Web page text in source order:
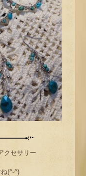
クセサリー
(^-^)